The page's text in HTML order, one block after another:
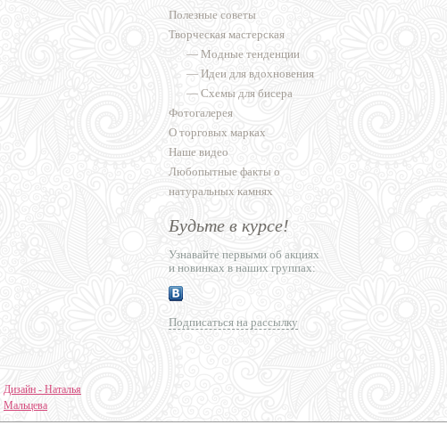
Полезные советы
Творческая мастерская
—Модные тенденции
—Идеи для вдохновения
—Схемы для бисера
Фотогалерея
О торговых марках
Наше видео
Любопытные факты о
натуральных камнях
Будьте в курсе!
Узнавайте первыми об акциях
и новинках в наших группах:
Подписаться на рассылку
Дизайн - Наталья
Мальцева